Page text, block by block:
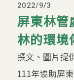
2022/9/3
屏東林
林的環境
撰文、圖片提
111年協助屏